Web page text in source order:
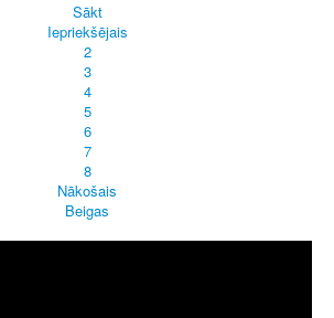
Sākt
Iepriekšējais
2
3
4
5
6
7
8
Nākošais
Beigas